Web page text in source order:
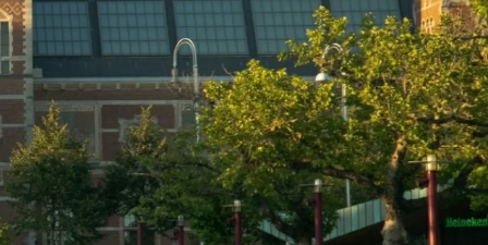
communicatie en aanbod door de